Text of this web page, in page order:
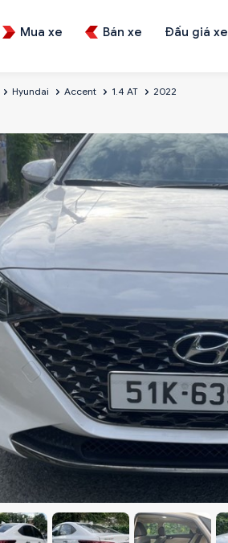
Mua xe Bán xe Đấu giá xe
Hyundai Accent 1.4 AT 2022